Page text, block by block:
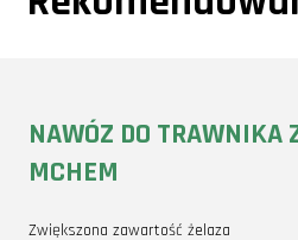
NAWÓZ DO TRAWNIKA
MCHEM
Zwiększona zawartość żelaza